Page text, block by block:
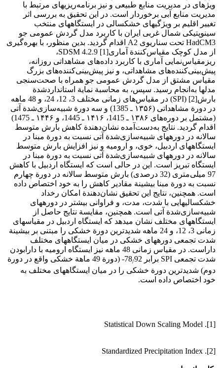
ویژه‏ای در مدیریت منابع‏ طبیعی و نیز برنامه‌ریزی‏های مرتبط با
مدیریت منابع آبی برخوردار است. در این تحقیق به بررسی اثر
تغییر اقلیم بر ویژگی‏های خشکسالی در ایستگاه‏های منتخب
سینوپتیکی شمال ‏غربی ایران با کاربرد مدل گردش عمومی جو
HadCM3 تحت سناریوی A2 اقدام گردید. بدین منظور، با بهره‌گیری
از مدل کوچک ‏مقیاس‌‌کنندة آماری[1] SDSM 4.2.9،
ریزمقیاس‌نمایی آماری با کاربرد داده‌های مشاهداتی روزانه،
پیش‌بینی‌‏کننده‌های مشاهداتی، و نیز پیش‌بینی‌‏کننده‌های بزرگ
مقیاس مشتق از مدل‌ گردش عمومی جو همراه با صحت‌‏سنجی
مدل‏ها به‌انجام رسید. سپس، به محاسبة نمایة استانداردشدة
بارش[2] (SPI) در مقیاس‌های زمانی مختلف 3، 12، 24، و 48 ماهه
در دورة مشاهداتی (۱۳۵۶ ـ 1385) و سه دورة شبیه‌سازی‌‏شدة آتی
(مشتمل بر دوره‌های ۱۳۸۶ ـ 1415، ۱۴۱۶ ـ 1445، و ۱۴۴۶ ـ 1475)
اقدام گردید. نتایج به‌دست‌آمده نشان‌‏دهندة کاهش بارش متوسط
سالانه در دوره‏های شبیه‌‏سازی‌‏شدة آتی نسبت به دورة مبنا در
ایستگاه‏های اردبیل، خوی، و ارومیه و نیز افزایش بارش متوسط
سالانه در دوره‏های شبیه‌سازی‌‏شدة آتی نسبت به دورة مبنا در
ایستگاه‏ تبریز است. این در حالی است که ایستگاه اردبیل با کاهش
97 میلی‌متری (32 درصدی) بارش متوسط سالانه در دورة چهارم
نسبت به دورة مبنا بیشینة مقادیر کاهش را به خود اختصاص داده
‏است. همچنین، نتایج این تحقیق نشان‌دهندة امکان رخداد
خشکسالی‏هایی با شدت، مدت، و فراوانی بیشتر در دوره‏های
شبیه‌‏سازی‌‏شدة آتی است. همچنین، مقایسة نتایج حاصل از
ایستگاه‏های مختلف نشان می‏دهد که ایستگاه اردبیل در مقیاس‏های
زمانی 3، 12، و 24 ماهه شدیدترین دورة خشکی را مبتنی بر بیشینة
شدت تجمعی دوره‏های خشکی در میان ایستگاه‏های مختلف
داراست. در مقیاس‏ زمانی 48 ماهه نیز ایستگاه ارومیه با دارابودن
شدت تجمعی SPI برابر 78
/
92- (دورة 49 ماهة خشکی واقع در دورة
دوم) شدیدترین دورة خشکی را در میان ایستگاه‏های مختلف به
خود اختصاص داده است.
[1]. Statistical Down Scaling Model
[2]. Standardized Precipitation Index